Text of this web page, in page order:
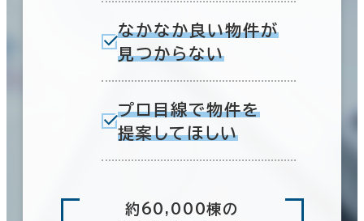
なかなか良い物件が
見つからない
プロ目線で物件を
提案してほしい
約60,000棟の